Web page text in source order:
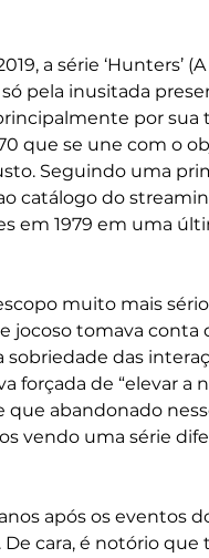
a série ‘Hunters’
pela inusitada
por sua
que se une com o
Seguindo uma
catálogo do
em 1979 em uma
muito mais
jocoso tomava conta
das
de “elevar a
abandonado
vendo uma série
após os eventos
cara, é notório que